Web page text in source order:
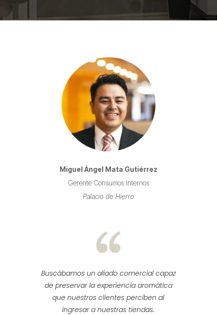
Miguel Ángel Mata Gutiérrez
Gerente Consumos Internos
Palacio de Hierro
Buscábamos un aliado comercial capaz
de preservar la experiencia aromática
que nuestros clientes perciben al
ingresar a nuestras tiendas.